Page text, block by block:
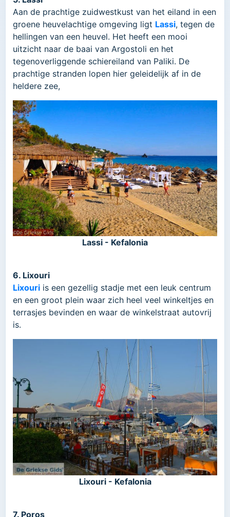
Aan de prachtige zuidwestkust van het eiland in een
groene heuvelachtige omgeving ligt Lassi, tegen de
hellingen van een heuvel. Het heeft een mooi
uitzicht naar de baai van Argostoli en het
tegenoverliggende schiereiland van Paliki. De
prachtige stranden lopen hier geleidelijk af in de
heldere zee,
Lassi - Kefalonia
6. Lixouri
Lixouri is een gezellig stadje met een leuk centrum
en een groot plein waar zich heel veel winkeltjes en
terrasjes bevinden en waar de winkelstraat autovrij
is.
Lixouri - Kefalonia
7. Poros